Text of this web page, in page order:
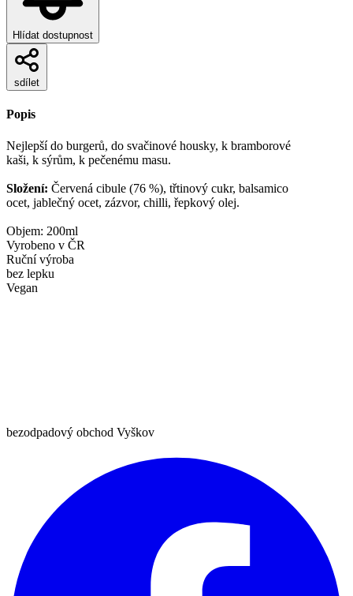
Hlídat dostupnost
sdílet
Popis
Nejlepší do burgerů, do svačinové housky, k bramborové
kaši, k sýrům, k pečenému masu.
Složení: Červená cibule (76 %), třtinový cukr, balsamico
ocet, jablečný ocet, zázvor, chilli, řepkový olej.
Objem: 200ml
Vyrobeno v ČR
Ruční výroba
bez lepku
Vegan
bezodpadový obchod Vyškov